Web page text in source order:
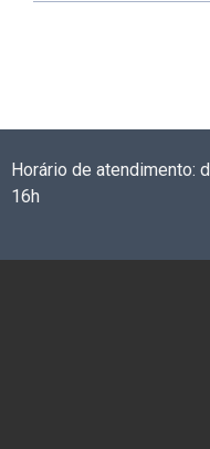
Horário de atendimento:
16h